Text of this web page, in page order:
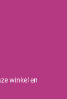
winkel en